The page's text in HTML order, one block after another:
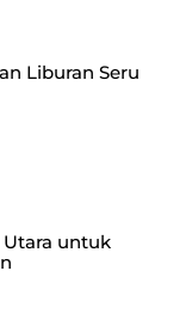
Liburan Seru
Utara untuk